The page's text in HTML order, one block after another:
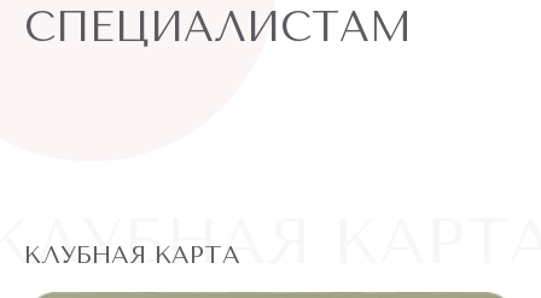
СПЕЦИАЛИСТАМ
КЛУБНАЯ КАРТА